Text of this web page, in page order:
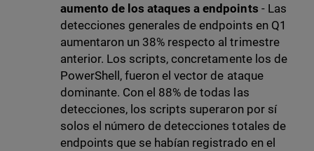
aumento de los ataques a endpoints - Las
detecciones generales de endpoints en Q1
aumentaron un 38% respecto al trimestre
anterior. Los scripts, concretamente los de
PowerShell, fueron el vector de ataque
dominante. Con el 88% de todas las
detecciones, los scripts superaron por sí
solos el número de detecciones totales de
endpoints que se habían registrado en el